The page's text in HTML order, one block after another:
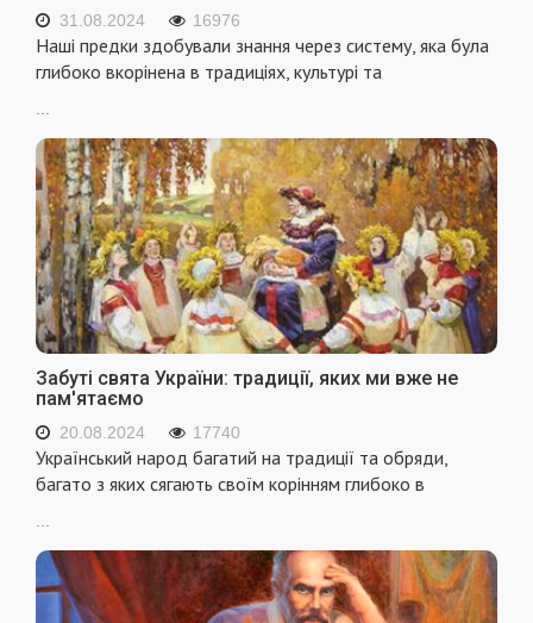
31.08.2024 16976
Наші предки здобували знання через систему, яка була
глибоко вкорінена в традиціях, культурі та
...
Забуті свята України: традиції, яких ми вже не
пам'ятаємо
20.08.2024 17740
Український народ багатий на традиції та обряди,
багато з яких сягають своїм корінням глибоко в